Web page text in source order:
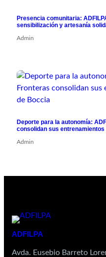
Presencia comunitaria:
sensibilización y artesanía
Admin
Deporte para la autonomía:
consolidan sus
Admin
ADFILPA
Avda. Eusebio Barreto